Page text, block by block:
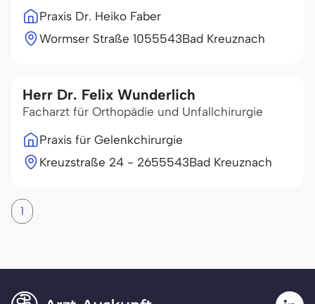
Praxis Dr. Heiko Faber
Wormser Straße 1055543Bad Kreuznach
Herr Dr. Felix Wunderlich
Facharzt für Orthopädie und Unfallchirurgie
Praxis für Gelenkchirurgie
Kreuzstraße 24 - 2655543Bad Kreuznach
1